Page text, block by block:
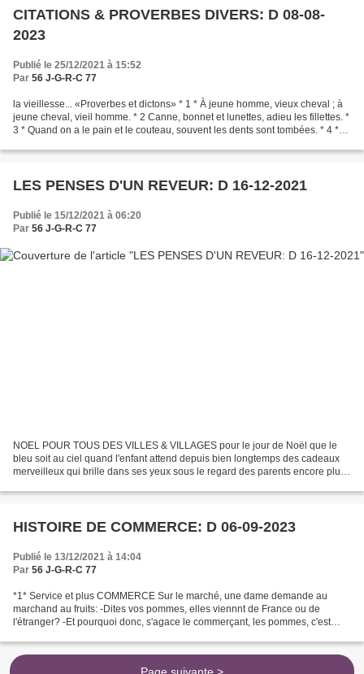
CITATIONS & PROVERBES DIVERS: D 08-08-
2023
Publié le 25/12/2021 à 15:52
Par 56 J-G-R-C 77
la vieillesse... «Proverbes et dictons» * 1 * À jeune homme, vieux cheval ; à
jeune cheval, vieil homme. * 2 Canne, bonnet et lunettes, adieu les fillettes. *
3 * Quand on a le pain et le couteau, souvent les dents sont tombées. * 4 *
LES PENSES D'UN REVEUR: D 16-12-2021
Publié le 15/12/2021 à 06:20
Par 56 J-G-R-C 77
NOEL POUR TOUS DES VILLES & VILLAGES pour le jour de Noël que le
bleu soit au ciel quand l'enfant attend depuis bien longtemps des cadeaux
merveilleux qui brille dans ses yeux sous le regard des parents encore plus
HISTOIRE DE COMMERCE: D 06-09-2023
Publié le 13/12/2021 à 14:04
Par 56 J-G-R-C 77
*1* Service et plus COMMERCE Sur le marché, une dame demande au
marchand au fruits: -Dites vos pommes, elles viennnt de France ou de
l'étranger? -Et pourquoi donc, s'agace le commerçant, les pommes, c'est